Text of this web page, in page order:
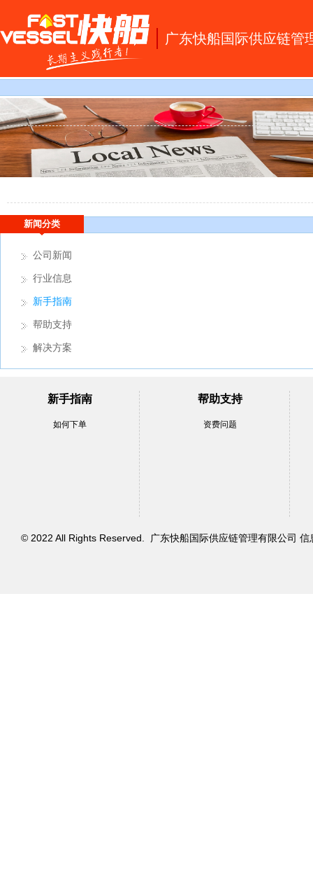
广东快船国际供应链管
首 页
新闻分类
公司新闻
行业信息
新手指南
帮助支持
解决方案
新手指南
如何下单
帮助支持
资费问题
© 2022 All Rights Reserved. 广东快船国际供应链管理有限公司 信